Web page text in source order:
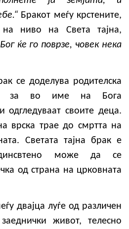
Бракот меѓу крстените,
на ниво на Света тајна,
ќе го поврзе, човек нека
се доделува родителска
за во име на Бога
одгледуваат своите деца.
врска трае до смртта на
Светата тајна брак е
може да се
од страна на црковната
двајца луѓе од различен
живот, телесно